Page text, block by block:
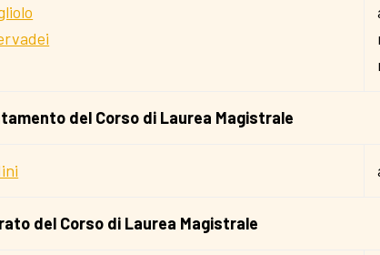
del Corso di Laurea Magistrale
del Corso di Laurea Magistrale